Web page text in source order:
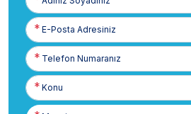
Soyadınız
E-
Posta
Telefon
Numaranız